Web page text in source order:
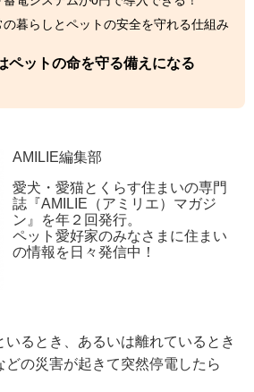
暮らしとペットの安全を守れる仕組み
ペットの命を守る備えになる
AMILIE編集部
愛犬・愛猫とくらす住まいの専門
誌『AMILIE（アミリエ）マガジ
ン』を年２回発行。
ペット愛好家のみなさまに住まい
の情報を日々発信中！
いるとき、あるいは離れているとき
どの災害が起きて突然停電したら